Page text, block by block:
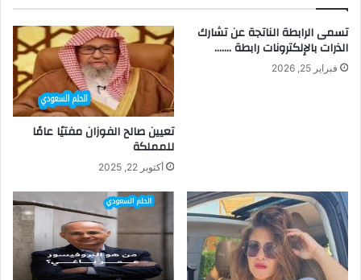
تسمى الرابطة الناتجة عن تشارك
الذرات بالإلكترونات رابطة …….
فبراير 25, 2026
تعيين صالح الفوزان مفتيًا عامًا
للمملكة
أكتوبر 22, 2025